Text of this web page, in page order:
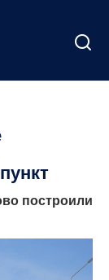
построили